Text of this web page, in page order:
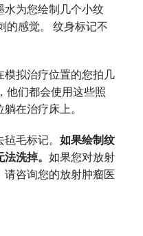
水为您绘制几个小纹
的感觉。 纹身标记不
模拟治疗位置的您拍几
他们都会使用这些照
在治疗床上。
毛标记。 如果绘制纹
洗掉。 如果您对放射
咨询您的放射肿瘤医